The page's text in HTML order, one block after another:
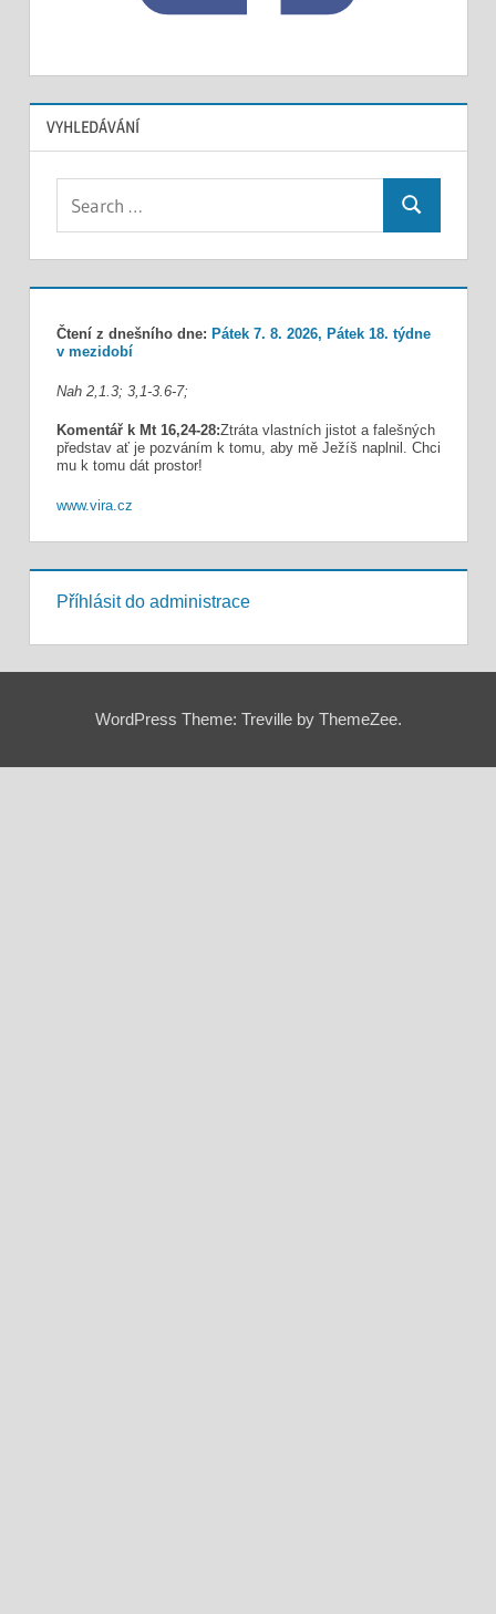
VYHLEDÁVÁNÍ
Search
Čtení z dnešního dne: Pátek 7. 8. 2026, Pátek 18. týdne
v mezidobí
Nah 2,1.3; 3,1-3.6-7;
Komentář k Mt 16,24-28:Ztráta vlastních jistot a falešných
představ ať je pozváním k tomu, aby mě Ježíš naplnil. Chci
mu k tomu dát prostor!
www.vira.cz
Příhlásit do administrace
WordPress Theme: Treville by ThemeZee.